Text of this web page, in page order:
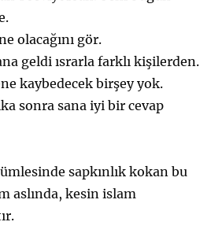
olacağını gör.
geldi ısrarla farklı kişilerden.
kaybedecek birşey yok.
sonra sana iyi bir cevap
sapkınlık kokan bu
aslında, kesin islam